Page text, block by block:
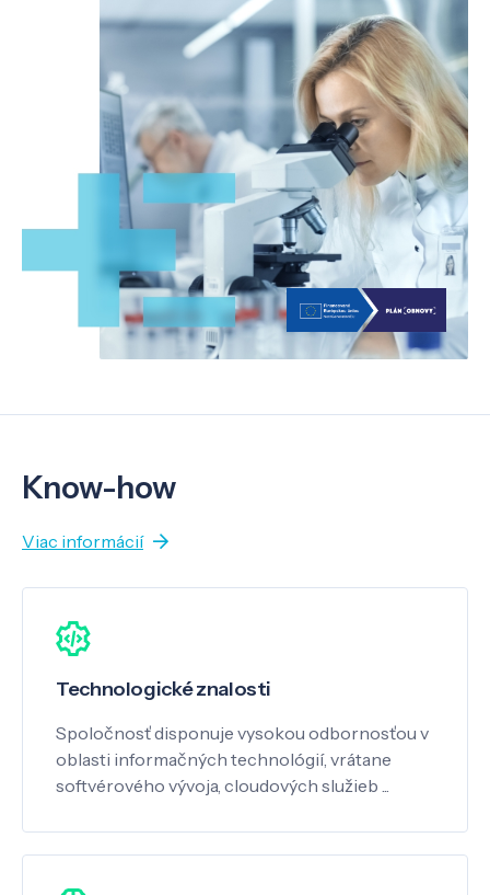
Know-how
Viac informácií
Technologické znalosti
Spoločnosť disponuje vysokou odbornosťou v
oblasti informačných technológií, vrátane
softvérového vývoja, cloudových služieb ...